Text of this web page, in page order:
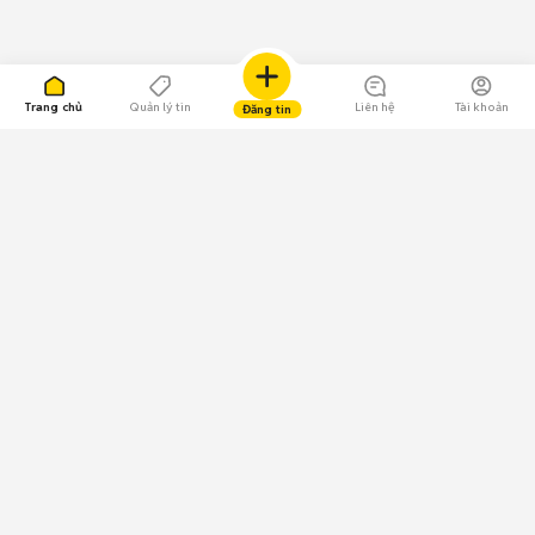
Trang chủ Quản lý tin Đăng tin Liên hệ Tài khoản